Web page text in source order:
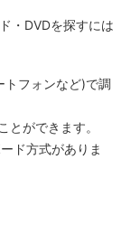
・DVDを探すには
トフォンなど)で調
とができます。
ド方式がありま